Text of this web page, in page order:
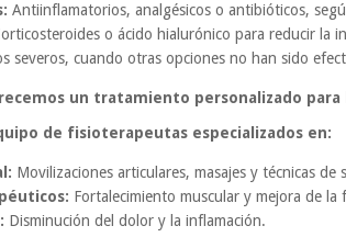
Antiinflamatorios, analgésicos o antibióticos,
o ácido hialurónico para reducir la
severos, cuando otras opciones no han sido
un tratamiento personalizado para
de fisioterapeutas especializados en:
Movilizaciones articulares, masajes y técnicas de
Fortalecimiento muscular y mejora de la
Disminución del dolor y la inflamación.